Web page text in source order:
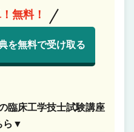
無料！
を無料で受け取る
臨床工学技士試験講座
ら▼